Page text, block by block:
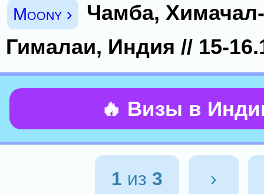
Moony ›
Чамба,
Гималаи, Индия // 15-
🔥 Визы в
1 из 3 ›